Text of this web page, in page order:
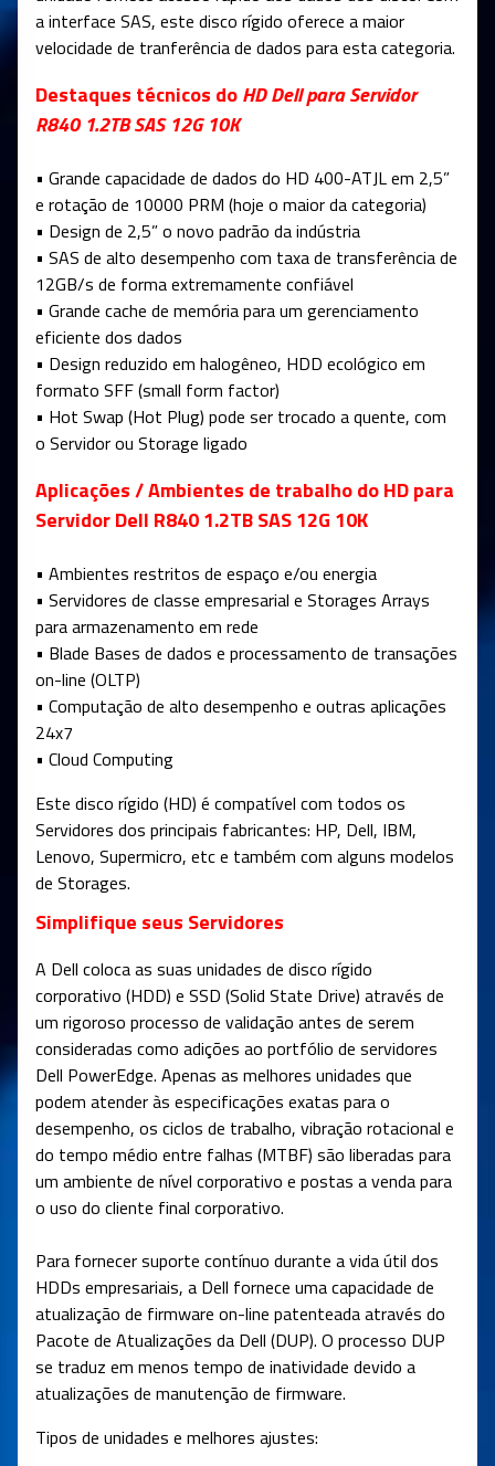
a interface SAS, este disco rígido oferece a maior
velocidade de tranferência de dados para esta categoria.
Destaques técnicos doHD Dell para Servidor
R840 1.2TB SAS 12G 10K
• Grande capacidade de dados do HD 400-ATJL em 2,5”
e rotação de 10000 PRM (hoje o maior da categoria)
• Design de 2,5” o novo padrão da indústria
• SAS de alto desempenho com taxa de transferência de
12GB/s de forma extremamente confiável
• Grande cache de memória para um gerenciamento
eficiente dos dados
• Design reduzido em halogêneo, HDD ecológico em
formato SFF (small form factor)
• Hot Swap (Hot Plug) pode ser trocado a quente, com
o Servidor ou Storage ligado
Aplicações / Ambientes de trabalho do HD para
Servidor Dell R840 1.2TB SAS 12G 10K
• Ambientes restritos de espaço e/ou energia
• Servidores de classe empresarial e Storages Arrays
para armazenamento em rede
• Blade Bases de dados e processamento de transações
on-line (OLTP)
• Computação de alto desempenho e outras aplicações
24x7
• Cloud Computing
Este disco rígido (HD) é compatível com todos os
Servidores dos principais fabricantes: HP, Dell, IBM,
Lenovo, Supermicro, etc e também com alguns modelos
de Storages.
Simplifique seus Servidores
A Dell coloca as suas unidades de disco rígido
corporativo (HDD) e SSD (Solid State Drive) através de
um rigoroso processo de validação antes de serem
consideradas como adições ao portfólio de servidores
Dell PowerEdge. Apenas as melhores unidades que
podem atender às especificações exatas para o
desempenho, os ciclos de trabalho, vibração rotacional e
do tempo médio entre falhas (MTBF) são liberadas para
um ambiente de nível corporativo e postas a venda para
o uso do cliente final corporativo.
Para fornecer suporte contínuo durante a vida útil dos
HDDs empresariais, a Dell fornece uma capacidade de
atualização de firmware on-line patenteada através do
Pacote de Atualizações da Dell (DUP). O processo DUP
se traduz em menos tempo de inatividade devido a
atualizações de manutenção de firmware.
Tipos de unidades e melhores ajustes: